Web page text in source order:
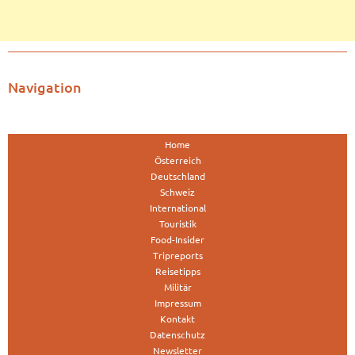
Navigation
Home
Österreich
Deutschland
Schweiz
International
Touristik
Food-Insider
Tripreports
Reisetipps
Militär
Impressum
Kontakt
Datenschutz
Newsletter